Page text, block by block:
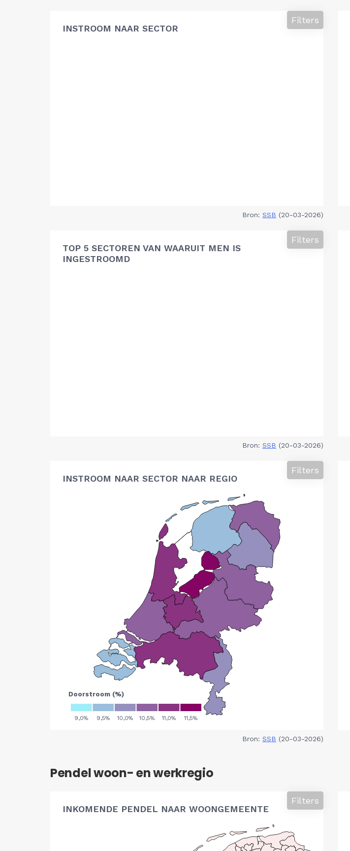
INSTROOM NAAR SECTOR
Filters
Bron: SSB (20-03-2026)
TOP 5 SECTOREN VAN WAARUIT MEN IS
INGESTROOMD
Filters
Bron: SSB (20-03-2026)
INSTROOM NAAR SECTOR NAAR REGIO
Filters
Bron: SSB (20-03-2026)
Pendel woon- en werkregio
INKOMENDE PENDEL NAAR WOONGEMEENTE
Filters